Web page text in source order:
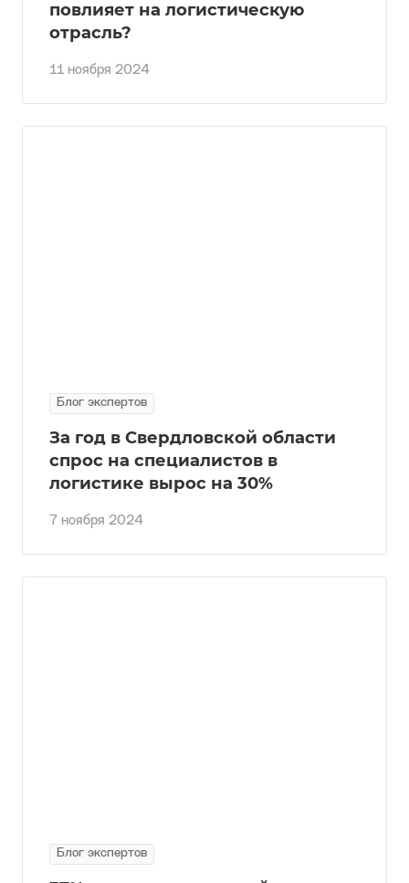
11 ноября 2024
повлияет на логистическую
отрасль?
Блог экспертов
7 ноября 2024
За год в Свердловской области
спрос на специалистов в
логистике вырос на 30%
Блог экспертов